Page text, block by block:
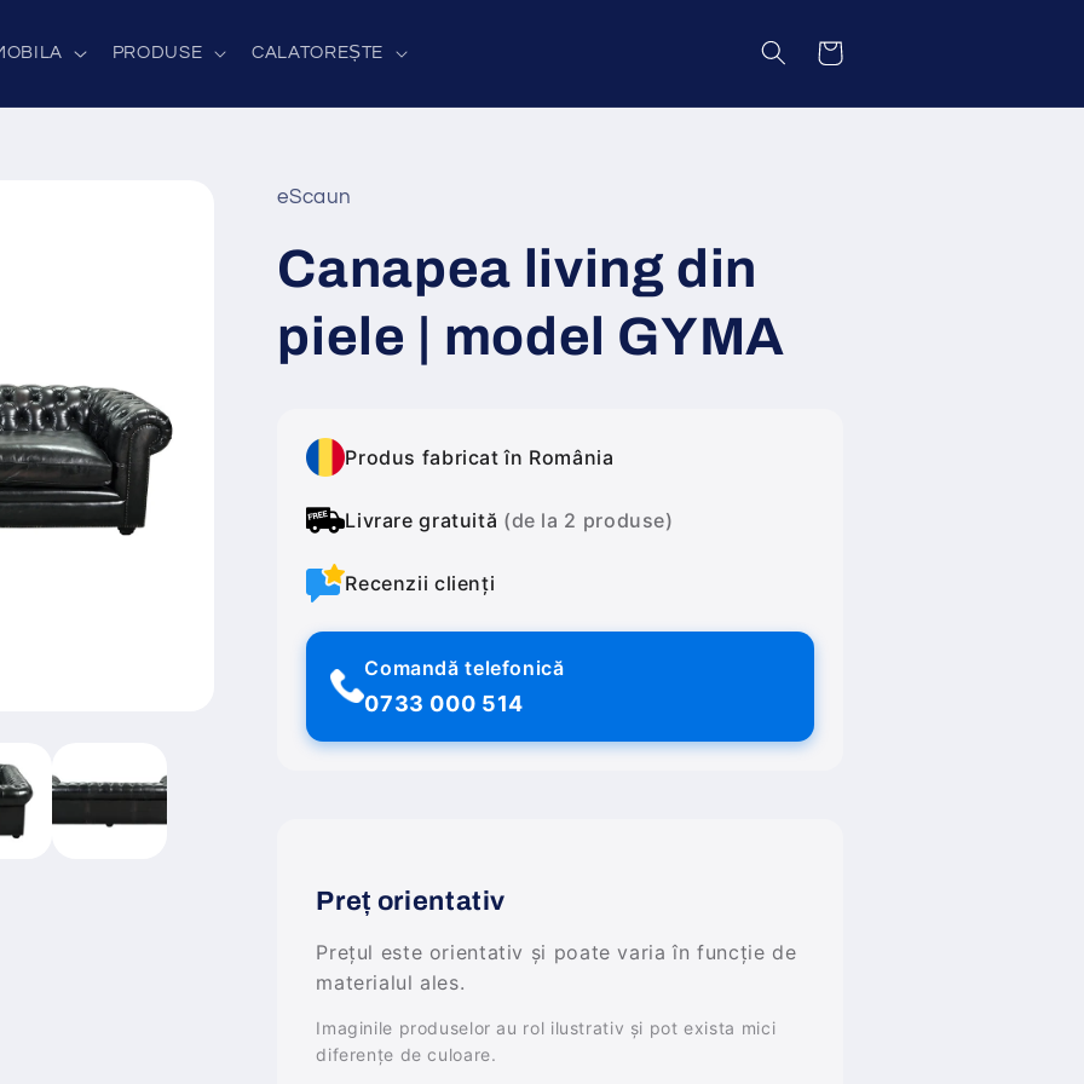
PRODUSE CALATOREȘTE Coș
eScaun
Canapea living din
piele | model GYMA
Produs fabricat în România
Livrare gratuită (de la 2 produse)
Recenzii clienți
Comandă telefonică
0733 000 514
Preț orientativ
Prețul este orientativ și poate varia în funcție de
materialul ales.
Imaginile produselor au rol ilustrativ și pot exista mici
diferențe de culoare.